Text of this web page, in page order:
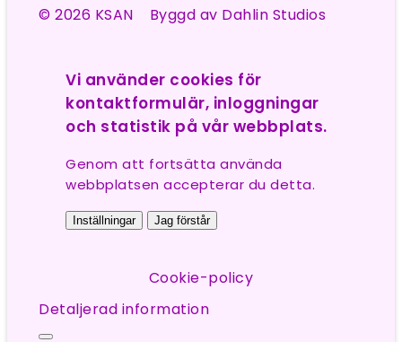
© 2026 KSAN Byggd av Dahlin Studios
Vi använder cookies för
kontaktformulär, inloggningar
och statistik på vår webbplats.
Genom att fortsätta använda
webbplatsen accepterar du detta.
Inställningar Jag förstår
Cookie-policy
Detaljerad information